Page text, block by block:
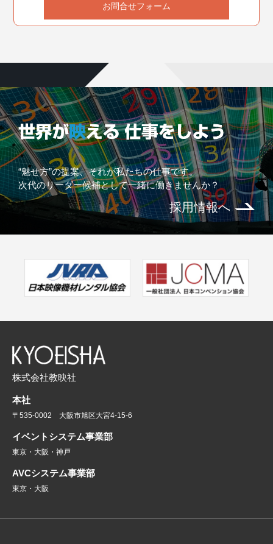
お問合せフォーム
“魅せ方”の提案、それが私たちの仕事です。
次代のリーダー候補として一緒に働きませんか？
採用情報へ
株式会社教映社
本社
〒535-0002 大阪市旭区大宮4-15-6
イベントシステム事業部
東京・大阪・神戸
AVCシステム事業部
東京・大阪